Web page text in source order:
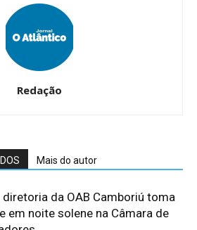
Redação
Mais do autor
diretoria da OAB Camboriú toma
em noite solene na Câmara de